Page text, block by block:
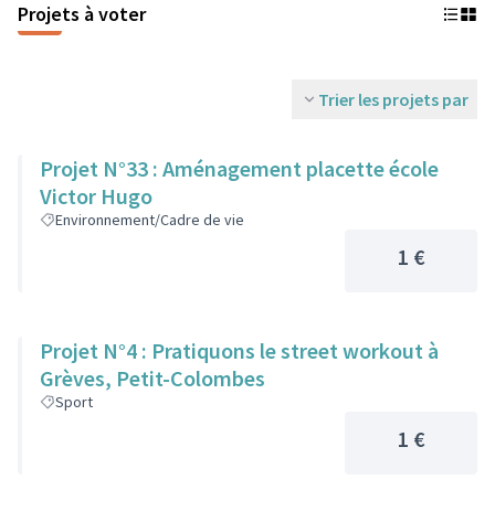
Projets à voter
Trier les projets par
Projet N°33 : Aménagement placette école
Victor Hugo
Environnement/Cadre de vie
1 €
Projet N°4 : Pratiquons le street workout à
Grèves, Petit-Colombes
Sport
1 €